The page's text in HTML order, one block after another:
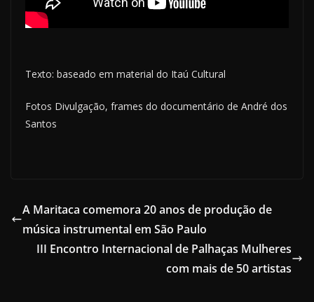
Texto: baseado em material do Itaú Cultural
Fotos Divulgação, frames do documentário de André dos
Santos
A Maritaca comemora 20 anos de produção de
música instrumental em São Paulo
III Encontro Internacional de Palhaças Mulheres
com mais de 50 artistas